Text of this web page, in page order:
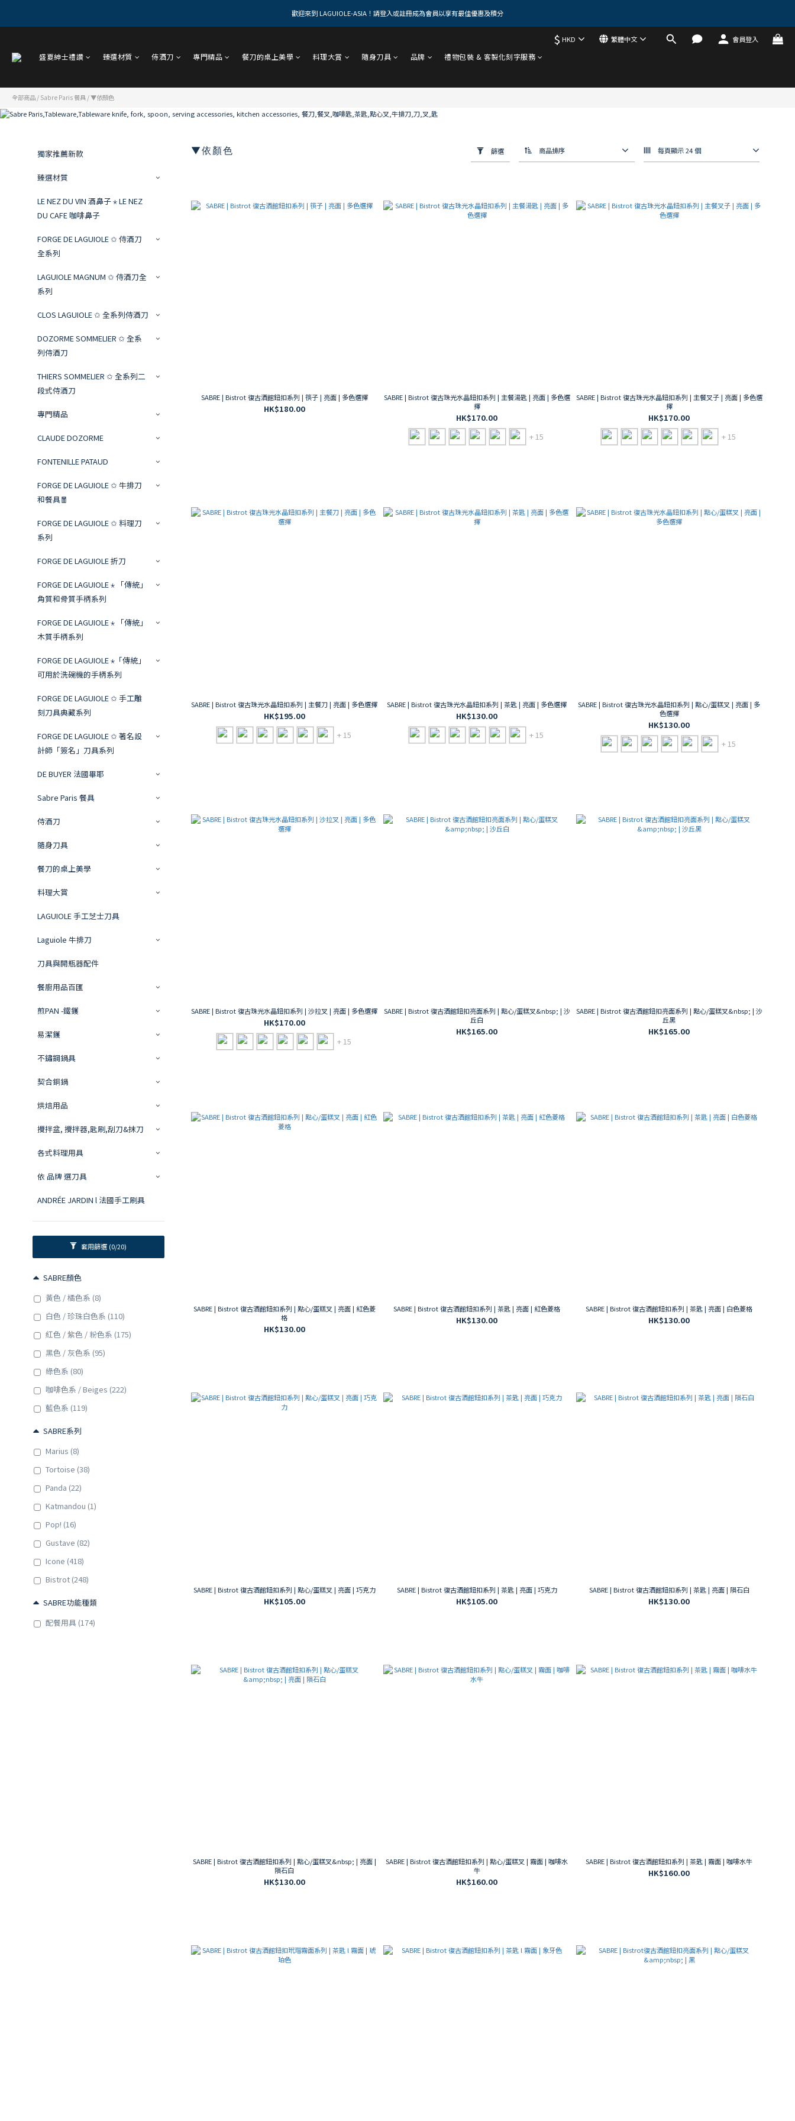
歡迎來到 LAGUIOLE-ASIA！請登入或註冊成為會員以享有最佳優惠及積分
$ HKD 繁體中文 會員登入
盛夏紳士禮讚 臻選材質 侍酒刀 專門精品 餐刀的桌上美學 料理大賞 隨身刀具 品牌 禮物包裝 & 客製化刻字服務
全部商品 / Sabre Paris 餐具 /▼依顏色
獨家推薦新款
臻選材質
LE NEZ DU VIN 酒鼻子 ⋆ LE NEZ
DU CAFE 咖啡鼻子
FORGE DE LAGUIOLE ✩ 侍酒刀
全系列
LAGUIOLE MAGNUM ✩ 侍酒刀全
系列
CLOS LAGUIOLE ✩ 全系列侍酒刀
DOZORME SOMMELIER ✩ 全系
列侍酒刀
THIERS SOMMELIER ✩ 全系列二
段式侍酒刀
專門精品
CLAUDE DOZORME
FONTENILLE PATAUD
FORGE DE LAGUIOLE ✩ 牛排刀
和餐具🧧
FORGE DE LAGUIOLE ✩ 料理刀
系列
FORGE DE LAGUIOLE 折刀
FORGE DE LAGUIOLE ⋆ 「傳統」
角質和骨質手柄系列
FORGE DE LAGUIOLE ⋆ 「傳統」
木質手柄系列
FORGE DE LAGUIOLE ⋆「傳統」
可用於洗碗機的手柄系列
FORGE DE LAGUIOLE ✩ 手工雕
刻刀具典藏系列
FORGE DE LAGUIOLE ✩ 著名設
計師「簽名」刀具系列
DE BUYER 法國畢耶
Sabre Paris 餐具
侍酒刀
隨身刀具
餐刀的桌上美學
料理大賞
LAGUIOLE 手工芝士刀具
Laguiole 牛排刀
刀具與開瓶器配件
餐廚用品百匯
煎PAN -鐵鑊
易潔鑊
不鏽鋼鍋具
契合銅鍋
烘焙用品
攪拌盆, 攪拌器,匙刷,刮刀&抹刀
各式料理用具
依 品牌 選刀具
ANDRÉE JARDIN l 法國手工刷具
套用篩選 (0/20)
SABRE顏色
黃色 / 橘色系 (8)
白色 / 珍珠白色系 (110)
紅色 / 紫色 / 粉色系 (175)
黑色 / 灰色系 (95)
綠色系 (80)
咖啡色系 / Beiges (222)
藍色系 (119)
SABRE系列
Marius (8)
Tortoise (38)
Panda (22)
Katmandou (1)
Pop! (16)
Gustave (82)
Icone (418)
Bistrot (248)
SABRE功能種類
配餐用具 (174)
▼依顏色 篩選 商品排序 每頁顯示 24 個
SABRE | Bistrot 復古酒館鈕扣系列 | 筷子 | 亮面 | 多色選擇
HK$180.00
SABRE | Bistrot 復古珠光水晶鈕扣系列 | 主餐湯匙 | 亮面 | 多色選
擇
HK$170.00
+ 15
SABRE | Bistrot 復古珠光水晶鈕扣系列 | 主餐叉子 | 亮面 | 多色選
擇
HK$170.00
+ 15
SABRE | Bistrot 復古珠光水晶鈕扣系列 | 主餐刀 | 亮面 | 多色選擇
HK$195.00
+ 15
SABRE | Bistrot 復古珠光水晶鈕扣系列 | 茶匙 | 亮面 | 多色選擇
HK$130.00
+ 15
SABRE | Bistrot 復古珠光水晶鈕扣系列 | 點心/蛋糕叉 | 亮面 | 多
色選擇
HK$130.00
+ 15
SABRE | Bistrot 復古珠光水晶鈕扣系列 | 沙拉叉 | 亮面 | 多色選擇
HK$170.00
+ 15
SABRE | Bistrot 復古酒館鈕扣亮面系列 | 點心/蛋糕叉&nbsp; | 沙
丘白
HK$165.00
SABRE | Bistrot 復古酒館鈕扣亮面系列 | 點心/蛋糕叉&nbsp; | 沙
丘黑
HK$165.00
SABRE | Bistrot 復古酒館鈕扣系列 | 點心/蛋糕叉 | 亮面 | 紅色菱
格
HK$130.00
SABRE | Bistrot 復古酒館鈕扣系列 | 茶匙 | 亮面 | 紅色菱格
HK$130.00
SABRE | Bistrot 復古酒館鈕扣系列 | 茶匙 | 亮面 | 白色菱格
HK$130.00
SABRE | Bistrot 復古酒館鈕扣系列 | 點心/蛋糕叉 | 亮面 | 巧克力
HK$105.00
SABRE | Bistrot 復古酒館鈕扣系列 | 茶匙 | 亮面 | 巧克力
HK$105.00
SABRE | Bistrot 復古酒館鈕扣系列 | 茶匙 | 亮面 | 隕石白
HK$130.00
SABRE | Bistrot 復古酒館鈕扣系列 | 點心/蛋糕叉&nbsp; | 亮面 |
隕石白
HK$130.00
SABRE | Bistrot 復古酒館鈕扣系列 | 點心/蛋糕叉 | 霧面 | 咖啡水
牛
HK$160.00
SABRE | Bistrot 復古酒館鈕扣系列 | 茶匙 | 霧面 | 咖啡水牛
HK$160.00